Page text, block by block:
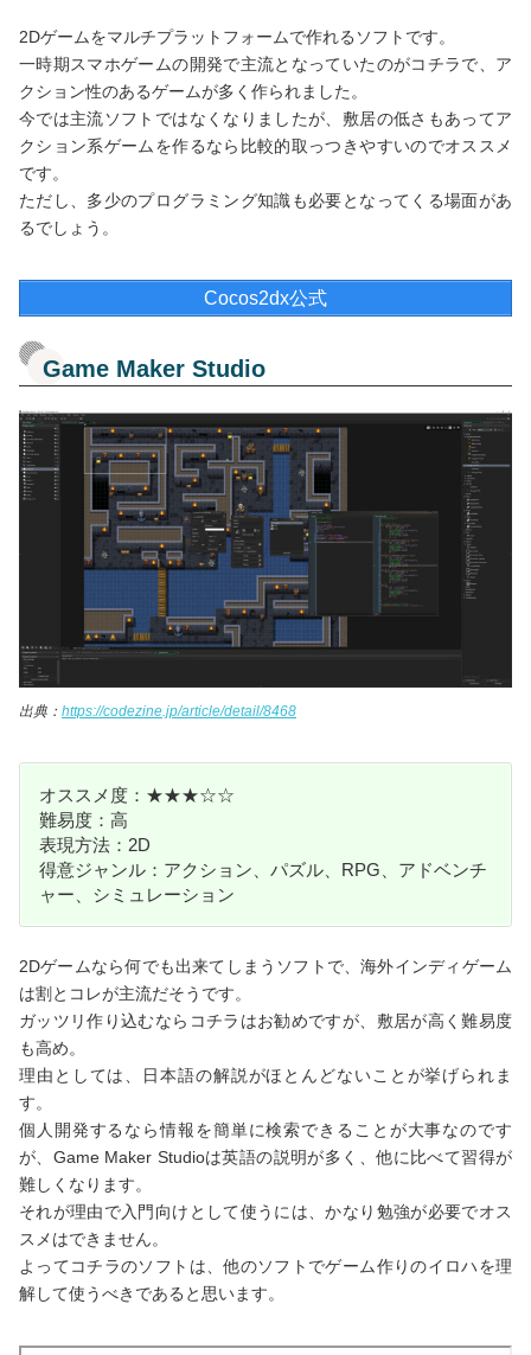
2Dゲームをマルチプラットフォームで作れるソフトです。
一時期スマホゲームの開発で主流となっていたのがコチラで、ア
クション性のあるゲームが多く作られました。
今では主流ソフトではなくなりましたが、敷居の低さもあってア
クション系ゲームを作るなら比較的取っつきやすいのでオススメ
です。
ただし、多少のプログラミング知識も必要となってくる場面があ
るでしょう。
Cocos2dx公式
Game Maker Studio
出典： https://codezine.jp/article/detail/8468
オススメ度：★★★☆☆
難易度：高
表現方法：2D
得意ジャンル：アクション、パズル、RPG、アドベンチ
ャー、シミュレーション
2Dゲームなら何でも出来てしまうソフトで、海外インディゲーム
は割とコレが主流だそうです。
ガッツリ作り込むならコチラはお勧めですが、敷居が高く難易度
も高め。
理由としては、日本語の解説がほとんどないことが挙げられま
す。
個人開発するなら情報を簡単に検索できることが大事なのです
が、Game Maker Studioは英語の説明が多く、他に比べて習得が
難しくなります。
それが理由で入門向けとして使うには、かなり勉強が必要でオス
スメはできません。
よってコチラのソフトは、他のソフトでゲーム作りのイロハを理
解して使うべきであると思います。